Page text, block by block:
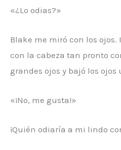
«¿Lo odias?»
Blake me miró con los
con la cabeza tan pronto
grandes ojos y bajó los ojos
«¡No, me gusta!»
¡Quién odiaría a mi lindo